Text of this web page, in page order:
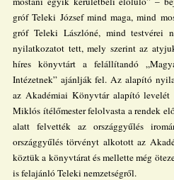
gróf Teleki József mind maga, mind
gróf Teleki Lászlóné, mind testvérei
nyilatkozatot tett, mely szerint az
híres könyvtárt a felállítandó
Intézetnek” ajánlják fel. Az alapító
az Akadémiai Könyvtár alapító
Miklós ítélőmester felolvasta a rendek
alatt felvették az országgyűlés
országgyűlés törvényt alkotott az
köztük a könyvtárat és mellette még
is felajánló Teleki nemzetségről.